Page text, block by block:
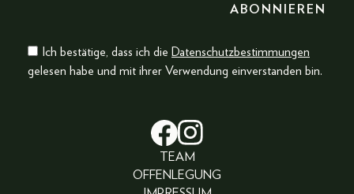
Ich bestätige, dass ich die Datenschutzbestimmungen
gelesen habe und mit ihrer Verwendung einverstanden bin.
TEAM
OFFENLEGUNG